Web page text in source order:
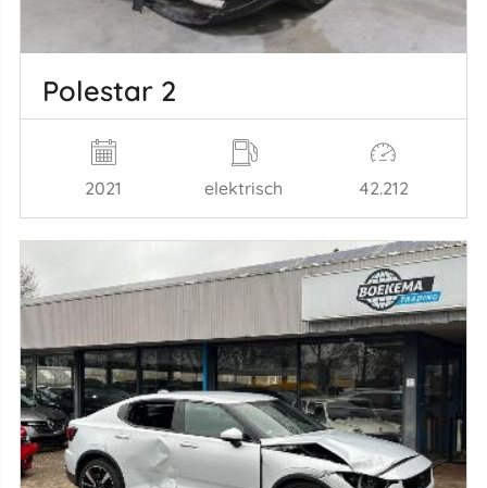
Polestar 2
2021 elektrisch 42.212